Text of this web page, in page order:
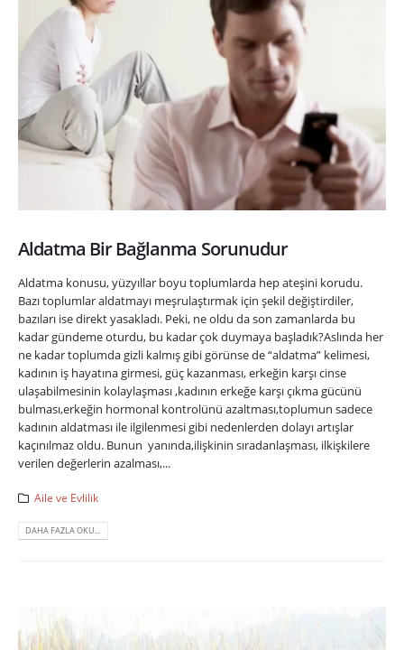
Aldatma Bir Bağlanma Sorunudur
Aldatma konusu, yüzyıllar boyu toplumlarda hep ateşini korudu.
Bazı toplumlar aldatmayı meşrulaştırmak için şekil değiştirdiler,
bazıları ise direkt yasakladı. Peki, ne oldu da son zamanlarda bu
kadar gündeme oturdu, bu kadar çok duymaya başladık?Aslında her
ne kadar toplumda gizli kalmış gibi görünse de “aldatma” kelimesi,
kadının iş hayatına girmesi, güç kazanması, erkeğin karşı cinse
ulaşabilmesinin kolaylaşması ,kadının erkeğe karşı çıkma gücünü
bulması,erkeğin hormonal kontrolünü azaltması,toplumun sadece
kadının aldatması ile ilgilenmesi gibi nedenlerden dolayı artışlar
kaçınılmaz oldu. Bunun yanında,ilişkinin sıradanlaşması, ilkişkilere
verilen değerlerin azalması,...
Aile ve Evlilik
DAHA FAZLA OKU...